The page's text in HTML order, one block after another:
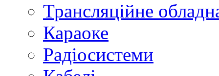
Трансляційне
Караоке
Радіосистеми